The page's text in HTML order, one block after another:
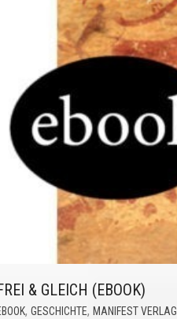
& GLEICH (EBOOK)
, GESCHICHTE, MANIFEST VERLAG